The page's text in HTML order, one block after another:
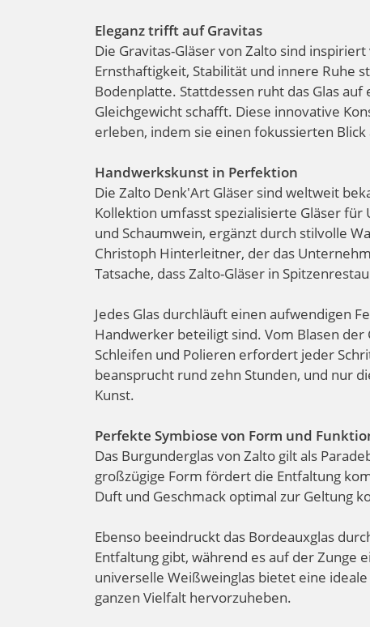
Eleganz trifft auf Gravitas
Die Gravitas-Gläser von Zalto sind
Ernsthaftigkeit, Stabilität und innere Ruhe
Bodenplatte. Stattdessen ruht das Glas
Gleichgewicht schafft. Diese innovative
erleben, indem sie einen fokussierten
Handwerkskunst in Perfektion
Die Zalto Denk'Art Gläser sind weltweit
Kollektion umfasst spezialisierte Gläser
und Schaumwein, ergänzt durch stilvolle
Christoph Hinterleitner, der das
Tatsache, dass Zalto-Gläser in
Jedes Glas durchläuft einen aufwendigen
Handwerker beteiligt sind. Vom Blasen der
Schleifen und Polieren erfordert jeder
beansprucht rund zehn Stunden, und nur
Kunst.
Perfekte Symbiose von Form und
Das Burgunderglas von Zalto gilt als
großzügige Form fördert die Entfaltung
Duft und Geschmack optimal zur Geltung
Ebenso beeindruckt das Bordeauxglas
Entfaltung gibt, während es auf der Zunge
universelle Weißweinglas bietet eine
ganzen Vielfalt hervorzuheben.